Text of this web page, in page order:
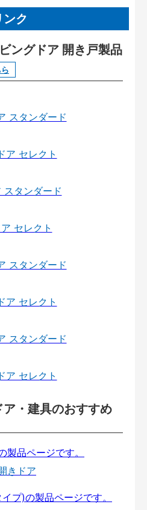
ク
ングドア 開き戸製品
スタンダード
ア セレクト
スタンダード
セレクト
スタンダード
ア セレクト
スタンダード
ア セレクト
・建具のおすすめ
きドア